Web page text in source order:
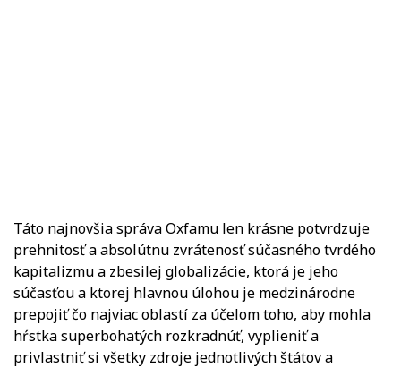
Táto najnovšia správa Oxfamu len krásne potvrdzuje
prehnitosť a absolútnu zvrátenosť súčasného tvrdého
kapitalizmu a zbesilej globalizácie, ktorá je jeho
súčasťou a ktorej hlavnou úlohou je medzinárodne
prepojiť čo najviac oblastí za účelom toho, aby mohla
hŕstka superbohatých rozkradnúť, vyplieniť a
privlastniť si všetky zdroje jednotlivých štátov a